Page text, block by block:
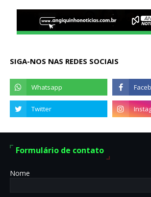
SIGA-NOS NAS REDES SOCIAIS
Formulário de contato
Nome